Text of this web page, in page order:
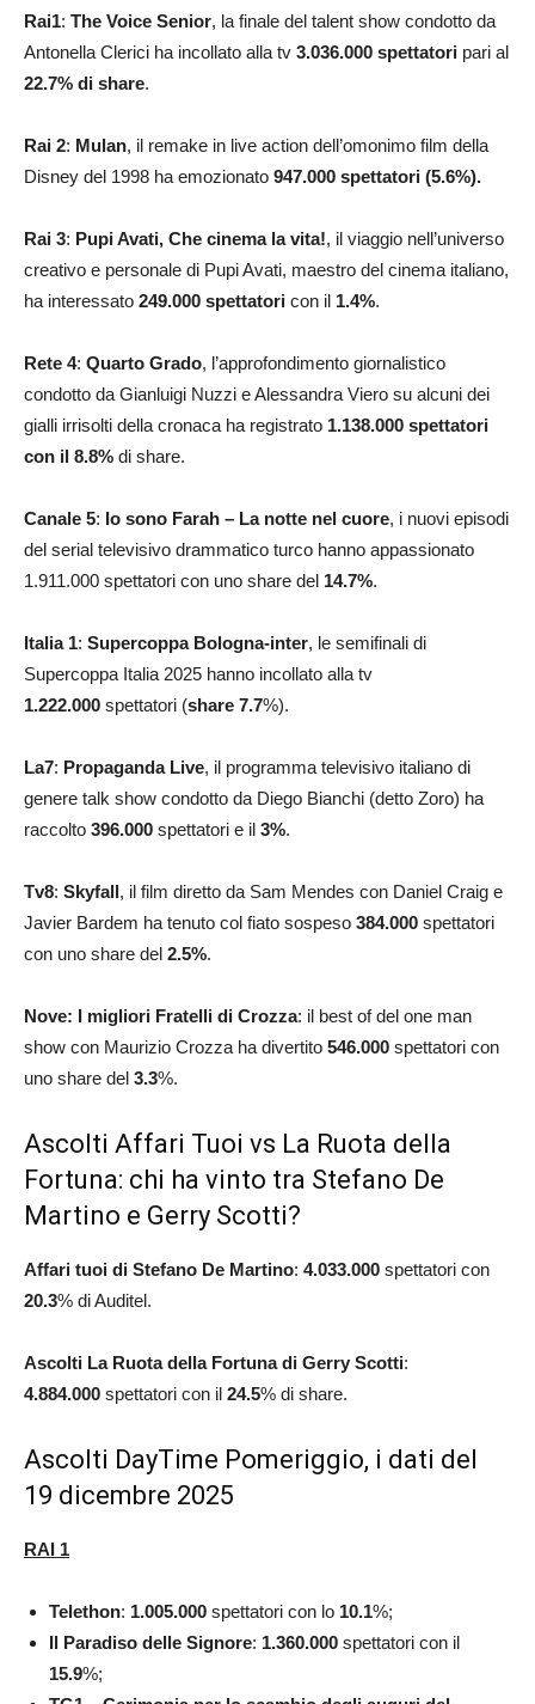
Rai1: The Voice Senior, la finale del talent show condotto da
Antonella Clerici ha incollato alla tv 3.036.000 spettatori pari al
22.7% di share.
Rai 2: Mulan, il remake in live action dell’omonimo film della
Disney del 1998 ha emozionato 947.000 spettatori (5.6%).
Rai 3: Pupi Avati, Che cinema la vita!, il viaggio nell’universo
creativo e personale di Pupi Avati, maestro del cinema italiano,
ha interessato 249.000 spettatori con il 1.4%.
Rete 4: Quarto Grado, l’approfondimento giornalistico
condotto da Gianluigi Nuzzi e Alessandra Viero su alcuni dei
gialli irrisolti della cronaca ha registrato 1.138.000 spettatori
con il 8.8% di share.
Canale 5: Io sono Farah – La notte nel cuore, i nuovi episodi
del serial televisivo drammatico turco hanno appassionato
1.911.000 spettatori con uno share del 14.7%.
Italia 1: Supercoppa Bologna-inter, le semifinali di
Supercoppa Italia 2025 hanno incollato alla tv
1.222.000 spettatori (share 7.7%).
La7: Propaganda Live, il programma televisivo italiano di
genere talk show condotto da Diego Bianchi (detto Zoro) ha
raccolto 396.000 spettatori e il 3%.
Tv8: Skyfall, il film diretto da Sam Mendes con Daniel Craig e
Javier Bardem ha tenuto col fiato sospeso 384.000 spettatori
con uno share del 2.5%.
Nove: I migliori Fratelli di Crozza: il best of del one man
show con Maurizio Crozza ha divertito 546.000 spettatori con
uno share del 3.3%.
Ascolti Affari Tuoi vs La Ruota della
Fortuna: chi ha vinto tra Stefano De
Martino e Gerry Scotti?
Affari tuoi di Stefano De Martino: 4.033.000 spettatori con
20.3% di Auditel.
Ascolti La Ruota della Fortuna di Gerry Scotti:
4.884.000 spettatori con il 24.5% di share.
Ascolti DayTime Pomeriggio, i dati del
19 dicembre 2025
RAI 1
Telethon: 1.005.000 spettatori con lo 10.1%;
Il Paradiso delle Signore: 1.360.000 spettatori con il
15.9%;